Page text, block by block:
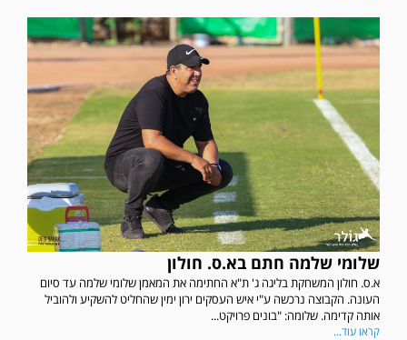
שלומי שלמה חתם בא.ס. חולון
א.ס. חולון המשחקת בליגה ג' ת"א החתימה את המאמן שלומי שלמה עד סיום
העונה. הקבוצה נרכשה ע"י איש העסקים ירון ימין שהחליט להשקיע ולהוביל
אותה קדימה. שלומה: "בונים פרויקט...
קראו עוד...